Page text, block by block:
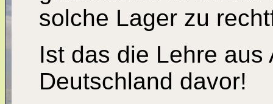
solche Lager zu
Ist das die Lehre
Deutschland davor!